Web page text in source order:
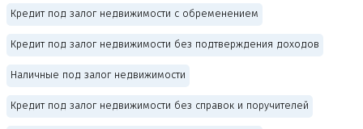
Кредит под залог недвижимости с обременением
Кредит под залог недвижимости без подтверждения доходов
Наличные под залог недвижимости
Кредит под залог недвижимости без справок и поручителей